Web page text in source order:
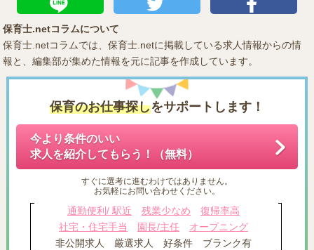
保育士.netコラムについて
保育士.netコラムでは、保育士.netに掲載している求人情報からの情
報と、編集部が集めた情報を元に記事を作成しています。
保育のお仕事探しをサポートします！
今より条件のいい
求人を紹介してもらう！（無料）
すぐに選考に進むわけではありません。
お気軽にお問い合わせください。
通勤便利/ 駅近 残業少なめ
復帰率高
社宅・住宅手当
園長/主任
オープニング
非公開求人
厳選求人 好条件 ブランク有